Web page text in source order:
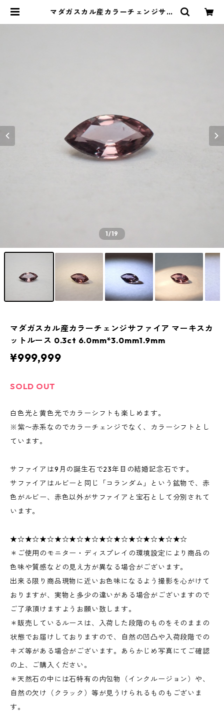
マダガスカル産カラーチェンジサフ
1/19
マダガスカル産カラーチェンジサファイア マーキスカ
ットルース 0.3ct 6.0mm*3.0mm1.9mm
¥999,999
SOLD OUT
白色光と黄色光でカラーシフトも楽しめます。
※紫〜赤系なのでカラーチェンジでなく、カラーシフトとし
ています。
サファイアは9月の誕生石で23年目の結婚記念石です。
サファイアはルビーと同じ「コランダム」という鉱物で、赤
色がルビー、赤色以外がサファイアと宝石として分別されて
います。
★☆★☆★☆★☆★☆★☆★☆★☆★☆★☆★☆★☆
＊ご使用のモニター・ディスプレイの環境設定により商品の
色味や質感などの見え方が異なる場合がございます。
出来る限り商品現物に近いお色味になるよう撮影を心がけて
おりますが、実物と多少の違いがある場合がございますので
ご了承頂けますようお願い致します。
＊販売しているルースは、入荷した段階のものをそのままの
状態でお届けしておりますので、自然の凹凸や入荷段階での
キズ等がある場合がございます。あらかじめ写真にてご確認
の上、ご購入ください。
＊天然石の中には石特有の内包物（インクルージョン）や、
自然の欠け（クラック）等が見うけられるものもございま
す。